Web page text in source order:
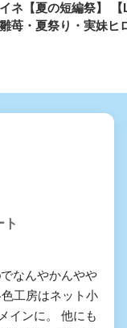
ネ【夏の短編祭】
雛苺・夏祭り・実妹ヒ
ト
なんやかんやや
工房はネット小
インに。 他にも